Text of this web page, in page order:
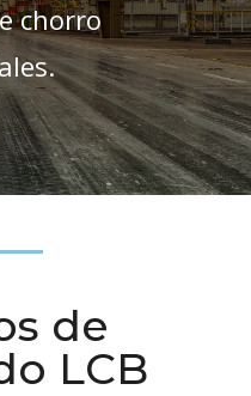
chorro
de
LCB